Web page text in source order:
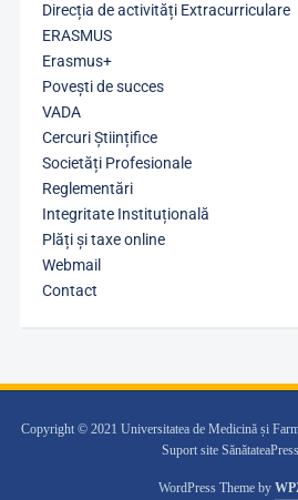
Direcția de activități Extracurriculare
ERASMUS
Erasmus+
Povești de succes
VADA
Cercuri Științifice
Societăți Profesionale
Reglementări
Integritate Instituțională
Plăți și taxe online
Webmail
Contact
Copyright © 2021 Universitatea de Medicină și
Suport site
WordPress Theme by